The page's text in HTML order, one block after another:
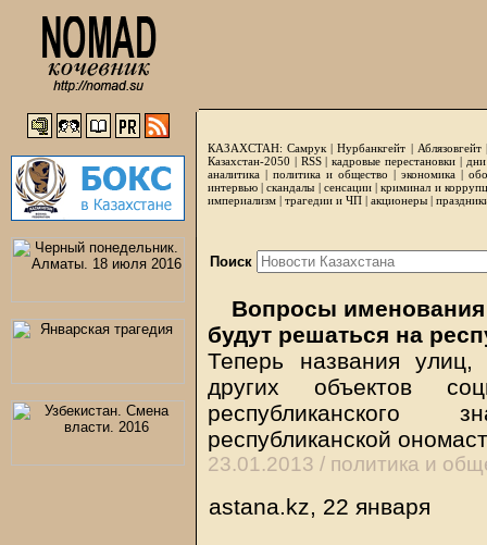
КАЗАХСТАН: Самрук |Нурбанкгейт | Аблязовгейт
Казахстан-2050 | RSS|кадровые перестановки|
аналитика | политика и общество | экономика |
интервью |скандалы | сенсации|криминал и
империализм | трагедии и ЧП | акционеры |
Поиск
Вопросы
будут решаться на
Теперь названия
других объектов
республиканского
республиканской
23.01.2013 / политика и
astana.kz, 22 января